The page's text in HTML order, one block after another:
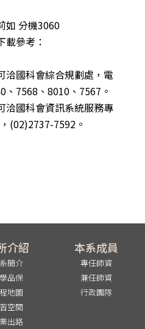
如 分機3060
載參考：
洽國科會綜合規劃處，電
7568、8010、7567。
洽國科會資訊系統服務專
(02)2737-7592。
介紹
簡介
品保
地圖
空間
出路
本系成員
專任師資
兼任師資
行政團隊